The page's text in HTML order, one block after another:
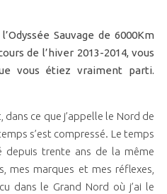
Sauvage de 6000Km
de l’hiver 2013-2014, vous
vous étiez vraiment parti.
ce que j’appelle le Nord de
s’est compressé. Le temps
depuis trente ans de la même
mes marques et mes réflexes,
dans le Grand Nord où j’ai le